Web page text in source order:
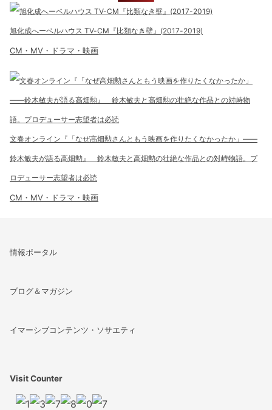
旭化成へーベルハウス TV-CM『比類なき壁』(2017-2019)
CM・MV・ドラマ・映画
文春オンライン『「なぜ高畑勲さんともう映画を作りたくなかったか」――
鈴木敏夫が語る高畑勲』 鈴木敏夫と高畑勲の壮絶な作品との対峙物語。プ
ロデューサー志望者は必読
CM・MV・ドラマ・映画
情報ポータル
ブログ＆マガジン
イマーシブコンテンツ・ソサエティ
Visit Counter